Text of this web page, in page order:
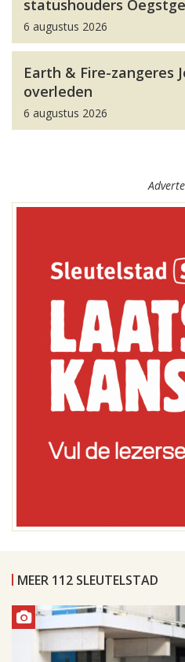
statushouders
6 augustus 2026
Earth & Fire-zangeres
overleden
6 augustus 2026
MEER 112 SLEUTELSTAD